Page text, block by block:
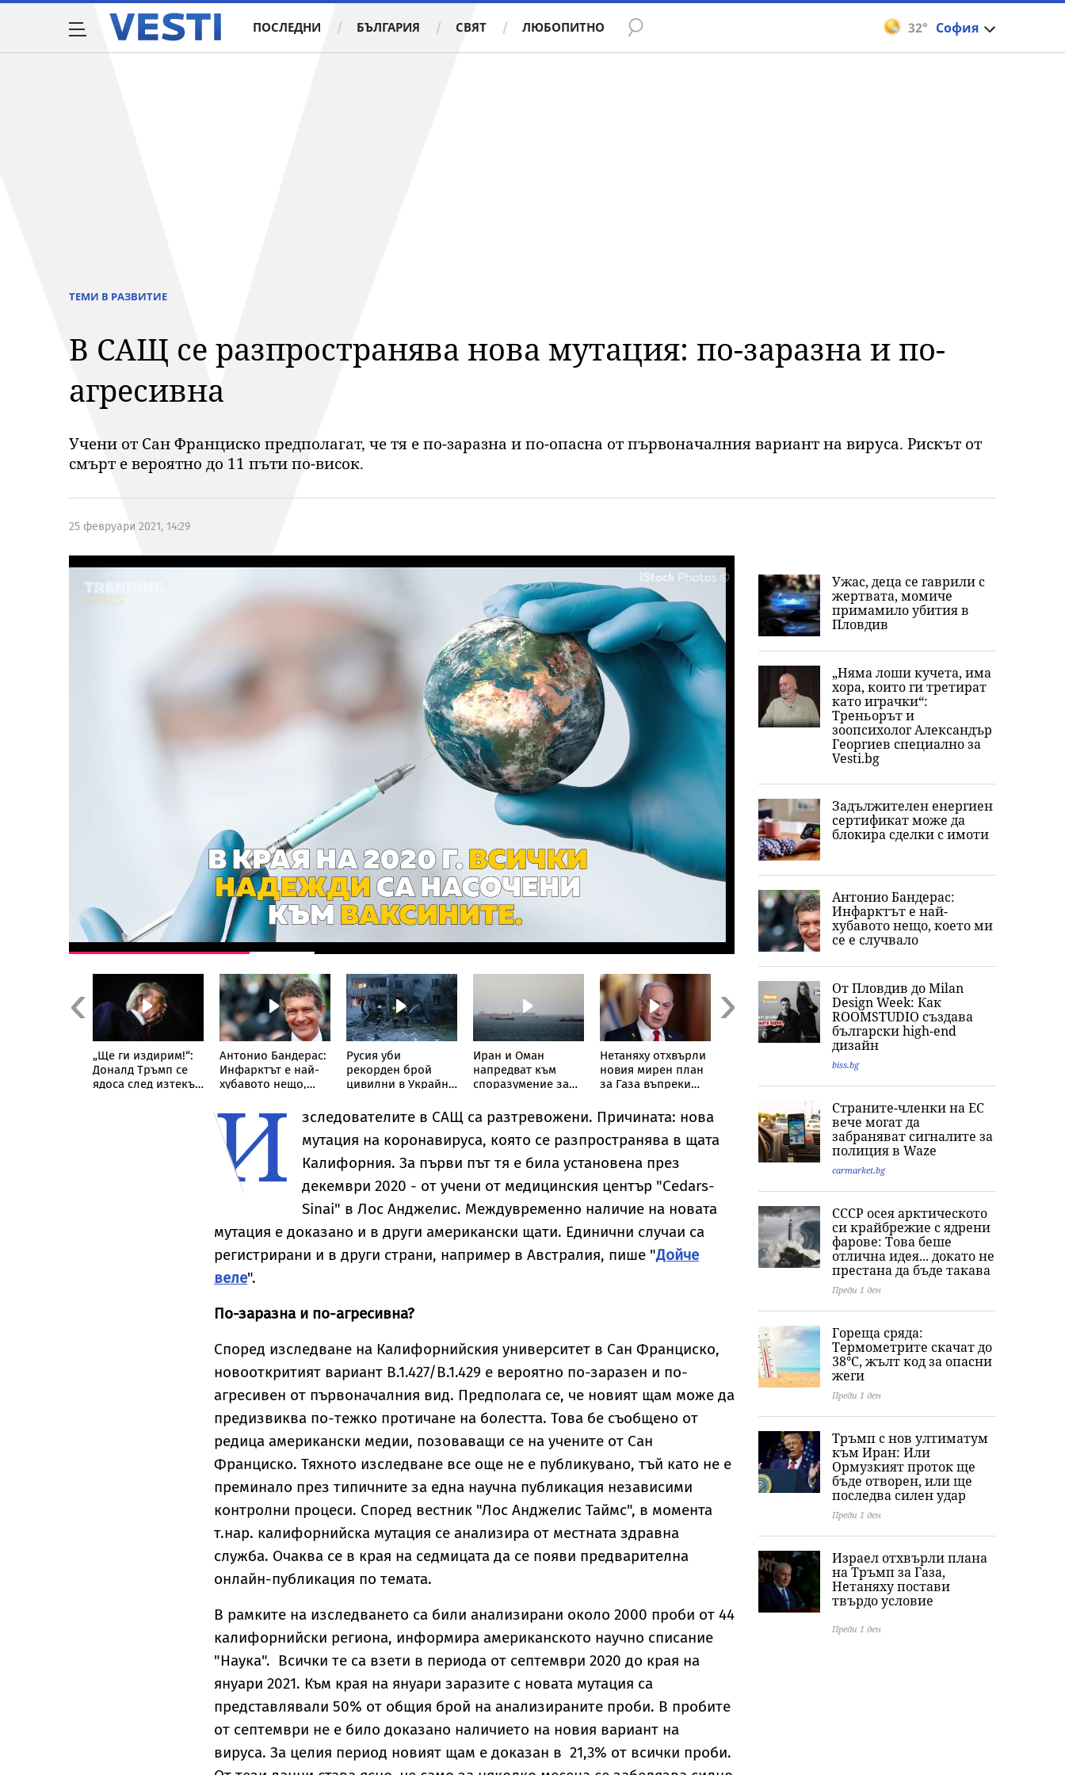
32° София
ПОСЛЕДНИ БЪЛГАРИЯ СВЯТ ЛЮБОПИТНО
ТЕМИ В РАЗВИТИЕ
В САЩ се разпространява нова мутация: по-заразна и по-
агресивна
Учени от Сан Франциско предполагат, че тя е по-заразна и по-опасна от първоначалния вариант на вируса. Рискът от
смърт е вероятно до 11 пъти по-висок.
25 февруари 2021, 14:29
Previous
„Ще ги издирим!“:
Доналд Тръмп се
ядоса след изтекъл
Антонио Бандерас:
Инфарктът е най-
хубавото нещо,
случвало
Русия уби
рекорден брой
цивилни в Украйна
Иран и Оман
напредват към
споразумение за
Нетаняху отхвърли
новия мирен план
за Газа въпреки
разоръжаване на
„Хамас“
Тръмп разкри
поведението му
мрази Мелания
отекнаха в
Ормузкия проток,
сигнал за инцидент
край Оман
Лайпциг е
хибридна
И
зследователите в САЩ са разтревожени. Причината: нова
мутация на коронавируса, която се разпространява в щата
Калифорния. За първи път тя е била установена през
декември 2020 - от учени от медицинския център "Cedars-
Sinai" в Лос Анджелис. Междувременно наличие на новата
мутация е доказано и в други американски щати. Единични случаи са
регистрирани и в други страни, например в Австралия, пише "Дойче
веле".
По-заразна и по-агресивна?
Според изследване на Калифорнийския университет в Сан Франциско,
новооткритият вариант B.1.427/B.1.429 е вероятно по-заразен и по-
агресивен от първоначалния вид. Предполага се, че новият щам може да
предизвиква по-тежко протичане на болестта. Това бе съобщено от
редица американски медии, позоваващи се на учените от Сан
Франциско. Тяхното изследване все още не е публикувано, тъй като не е
преминало през типичните за една научна публикация независими
контролни процеси. Според вестник "Лос Анджелис Таймс", в момента
т.нар. калифорнийска мутация се анализира от местната здравна
служба. Очаква се в края на седмицата да се появи предварителна
онлайн-публикация по темата.
В рамките на изследването са били анализирани около 2000 проби от 44
калифорнийски региона, информира американското научно списание
"Наука". Всички те са взети в периода от септември 2020 до края на
януари 2021. Към края на януари заразите с новата мутация са
представлявали 50% от общия брой на анализираните проби. В пробите
от септември не е било доказано наличието на новия вариант на
вируса. За целия период новият щам е доказан в 21,3% от всички проби.
Ужас, деца се гаврили с
жертвата, момиче
примамило убития в
Пловдив
„Няма лоши кучета, има
хора, които ги третират
като играчки“:
Треньорът и
зоопсихолог Александър
Георгиев специално за
Vesti.bg
Задължителен енергиен
сертификат може да
блокира сделки с имоти
Антонио Бандерас:
Инфарктът е най-
хубавото нещо, което ми
се е случвало
От Пловдив до Milan
Design Week: Как
ROOMSTUDIO създава
български high-end
дизайн
biss.bg
Страните-членки на ЕС
вече могат да
забраняват сигналите за
полиция в Waze
carmarket.bg
СССР осея арктическото
си крайбрежие с ядрени
фарове: Това беше
отлична идея... докато не
престана да бъде такава
Преди 1 ден
Гореща сряда:
Термометрите скачат до
38°C, жълт код за опасни
жеги
Преди 1 ден
Тръмп с нов ултиматум
към Иран: Или
Ормузкият проток ще
бъде отворен, или ще
последва силен удар
Преди 1 ден
Израел отхвърли плана
на Тръмп за Газа,
Нетаняху постави
твърдо условие
Преди 1 ден